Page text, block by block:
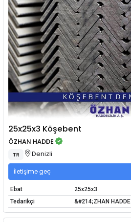
25x25x3 Köşebent
ÖZHAN HADDE
TR Denizli
İletişime geç
Ebat
25x25x3
Tedarikçi
&#214;ZHAN HADDE